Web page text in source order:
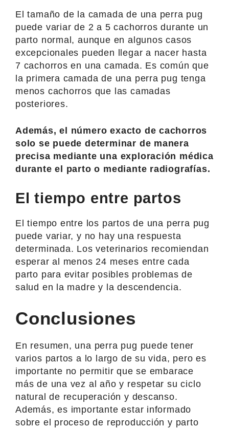
El tamaño de la camada de una perra pug
puede variar de 2 a 5 cachorros durante un
parto normal, aunque en algunos casos
excepcionales pueden llegar a nacer hasta
7 cachorros en una camada. Es común que
la primera camada de una perra pug tenga
menos cachorros que las camadas
posteriores.
Además, el número exacto de cachorros
solo se puede determinar de manera
precisa mediante una exploración médica
durante el parto o mediante radiografías.
El tiempo entre partos
El tiempo entre los partos de una perra pug
puede variar, y no hay una respuesta
determinada. Los veterinarios recomiendan
esperar al menos 24 meses entre cada
parto para evitar posibles problemas de
salud en la madre y la descendencia.
Conclusiones
En resumen, una perra pug puede tener
varios partos a lo largo de su vida, pero es
importante no permitir que se embarace
más de una vez al año y respetar su ciclo
natural de recuperación y descanso.
Además, es importante estar informado
sobre el proceso de reproducción y parto